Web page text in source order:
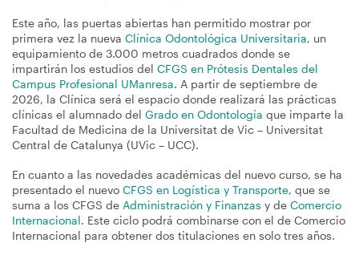
Este año, las puertas abiertas han permitido mostrar por
primera vez la nueva Clínica Odontológica Universitaria, un
equipamiento de 3.000 metros cuadrados donde se
impartirán los estudios del CFGS en Prótesis Dentales del
Campus Profesional UManresa. A partir de septiembre de
2026, la Clínica será el espacio donde realizará las prácticas
clínicas el alumnado del Grado en Odontología que imparte la
Facultad de Medicina de la Universitat de Vic – Universitat
Central de Catalunya (UVic – UCC).
En cuanto a las novedades académicas del nuevo curso, se ha
presentado el nuevo CFGS en Logística y Transporte, que se
suma a los CFGS de Administración y Finanzas y de Comercio
Internacional. Este ciclo podrá combinarse con el de Comercio
Internacional para obtener dos titulaciones en solo tres años.